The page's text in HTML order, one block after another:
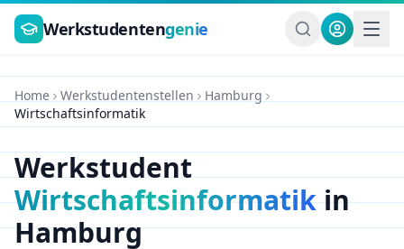
Zum Hauptinhalt springen
Werkstudentengenie
Home Werkstudentenstellen
Hamburg
Wirtschaftsinformatik
Werkstudent
Wirtschaftsinformatikin
Hamburg